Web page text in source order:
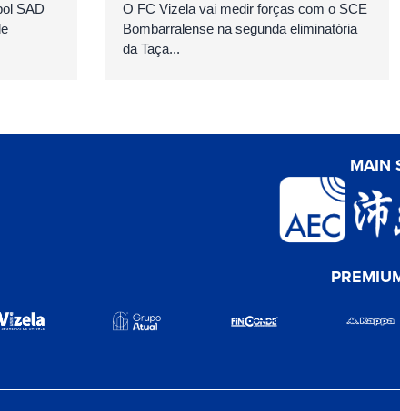
SAD
O FC Vizela vai medir forças com o SCE
Bombarralense na segunda eliminatória
da Taça...
MAIN